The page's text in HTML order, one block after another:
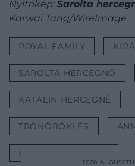
Nyitókép: Sarolta
Karwai Tang/WireImage
ROYAL FAMILY
SAROLTA HERCEGNŐ
KATALIN HERCEGNÉ
TRÓNÖRÖKLÉS
KIRÁLYI HERCEGNŐ
2026.